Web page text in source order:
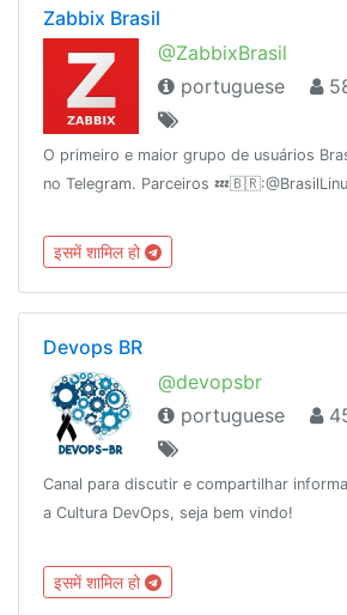
Zabbix Brasil
@ZabbixBrasil
portuguese
O primeiro e maior grupo de usuários
no Telegram. Parceiros
इसमें शामिल हो
Devops BR
@devopsbr
portuguese
Canal para discutir e compartilhar
a Cultura DevOps, seja bem vindo!
इसमें शामिल हो